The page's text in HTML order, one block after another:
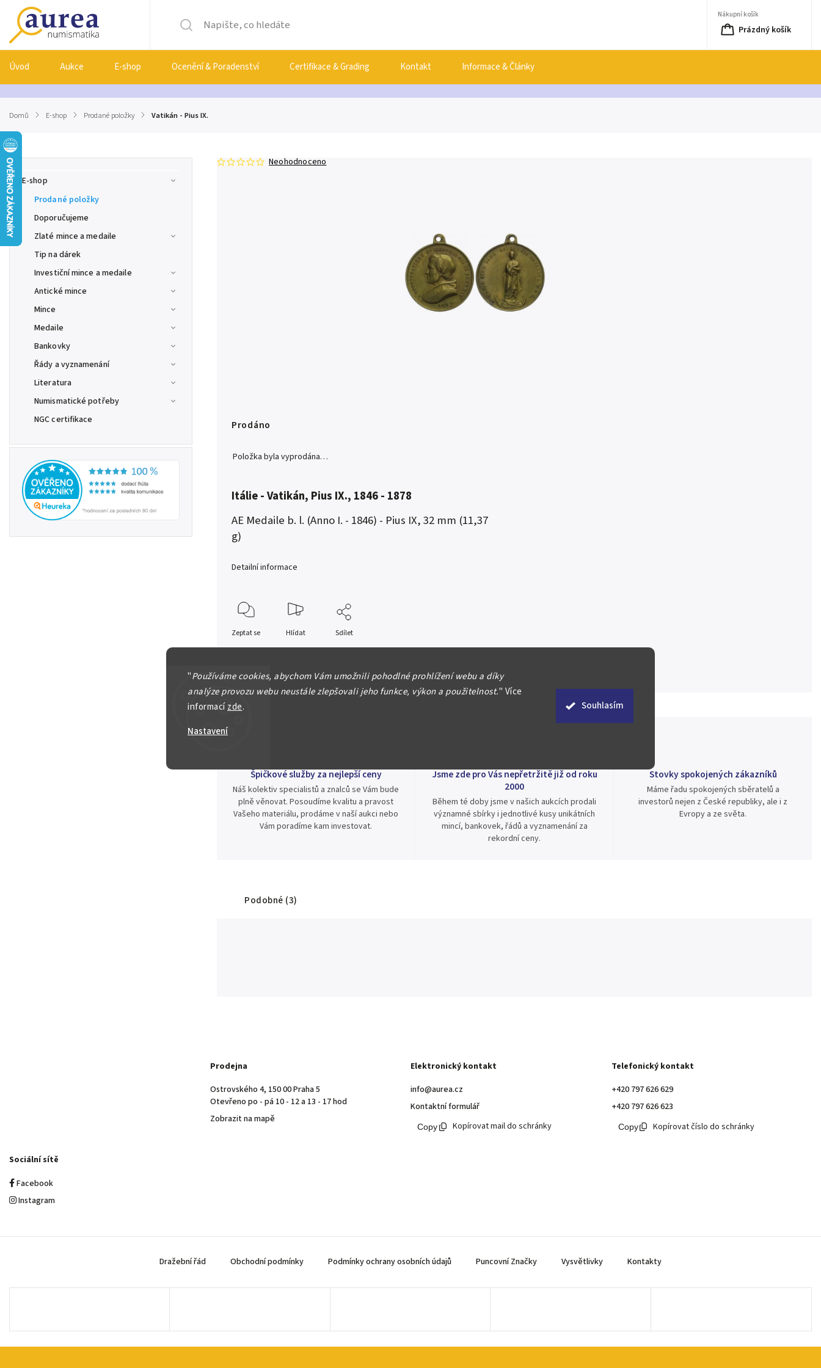
"Používáme cookies, abychom Vám umožnili pohodlné prohlížení webu a díky
analýze provozu webu neustále zlepšovali jeho funkce, výkon a použitelnost." Více
informacízde.
Nastavení
Souhlasím
Nákupní košík
Prázdný košík
Úvod Aukce E-shop Ocenění & Poradenství Certifikace & Grading Kontakt Informace & Články
Domů / E-shop / Prodané položky / Vatikán - Pius IX.
E-shop
Prodané položky
Doporučujeme
Zlaté mince a medaile
Tip na dárek
Investiční mince a medaile
Antické mince
Mince
Medaile
Bankovky
Řády a vyznamenání
Literatura
Numismatické potřeby
NGC certifikace
Neohodnoceno
400 Kč
Prodáno
Položka byla vyprodána…
Itálie - Vatikán, Pius IX., 1846 - 1878
AE Medaile b. l. (Anno I. - 1846) - Pius IX, 32 mm (11,37
g)
Detailní informace
Zeptat se Hlídat Sdílet
Špičkové služby za nejlepší ceny
Náš kolektiv specialistů a znalců se Vám bude
plně věnovat. Posoudíme kvalitu a pravost
Vašeho materiálu, prodáme v naší aukci nebo
Vám poradíme kam investovat.
Jsme zde pro Vás nepřetržitě již od roku
2000
Během té doby jsme v našich aukcích prodali
významné sbírky i jednotlivé kusy unikátních
mincí, bankovek, řádů a vyznamenání za
rekordní ceny.
Stovky spokojených zákazníků
Máme řadu spokojených sběratelů a
investorů nejen z České republiky, ale i z
Evropy a ze světa.
Podobné (3)
Prodejna
Ostrovského 4, 150 00 Praha 5
Otevřeno po - pá 10 - 12 a 13 - 17 hod
Zobrazit na mapě
Elektronický kontakt
info@aurea.cz
Kontaktní formulář
Kopírovat mail do schránky
Telefonický kontakt
+420 797 626 629
+420 797 626 623
Kopírovat číslo do schránky
Sociální sítě
Facebook
Instagram
Dražební řád Obchodní podmínky Podmínky ochrany osobních údajů Puncovní Značky Vysvětlivky Kontakty